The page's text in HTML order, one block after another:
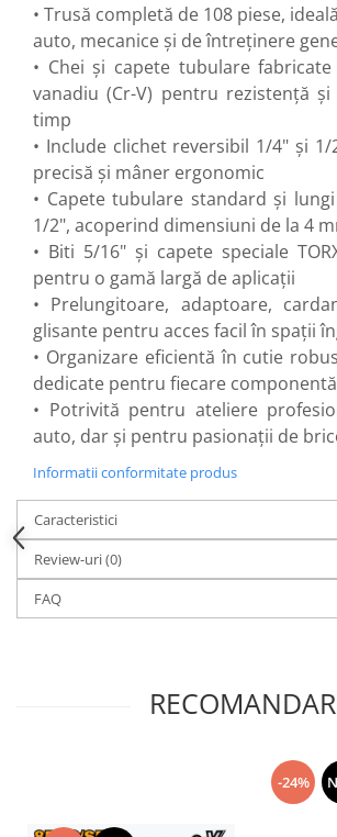
Rindele electrice
Accesorii rindele
Scule electrice
Accesorii pentru polizor
Accesorii scule electrice
Compresoare aer
Fierastrau sabie
Fierăstrău circular
Flexuri
Mixere mortar
Motoare electrice
Pistoale de bătut cuie
Polizoare
Seturi aparate electrice
Testere electrice
Unelte multifuncționale
Vibratoare pentru beton
Scule manuale
Aparate de Tăiat Gresie
Briceag multifuncțional
Ciocan
Scule pentru Gresie și Sticlă
• Trusă completă de 108 piese,
auto, mecanice și de întreținere
• Chei și capete tubulare
vanadiu (Cr-V) pentru rezistență
timp
• Include clichet reversibil 1/4" și
precisă și mâner ergonomic
• Capete tubulare standard și
1/2", acoperind dimensiuni de la 4
• Biti 5/16" și capete speciale
pentru o gamă largă de aplicații
• Prelungitoare, adaptoare,
glisante pentru acces facil în spații
• Organizare eficientă în cutie
dedicate pentru fiecare componentă
• Potrivită pentru ateliere
auto, dar și pentru pasionații de
Informatii conformitate produs
Caracteristici
Review-uri(0)
FAQ
-24%